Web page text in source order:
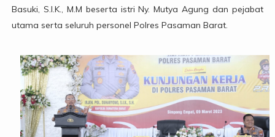
Basuki, S.I.K., M.M beserta istri Ny. Mutya Agung dan pejabat
utama serta seluruh personel Polres Pasaman Barat.